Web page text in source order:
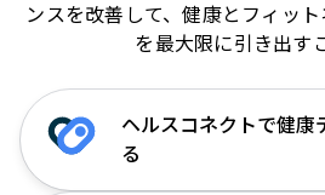
ンスを改善して、健康とフィッ
を最大限に引き出す
ヘルスコネクトで健康
る